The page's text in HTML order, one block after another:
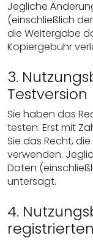
Jegliche
(einschließlich
die Weitergabe
Kopiergebühr
3.
Testversion
Sie haben das
testen. Erst mit
Sie das Recht,
verwenden.
Daten
untersagt.
4.